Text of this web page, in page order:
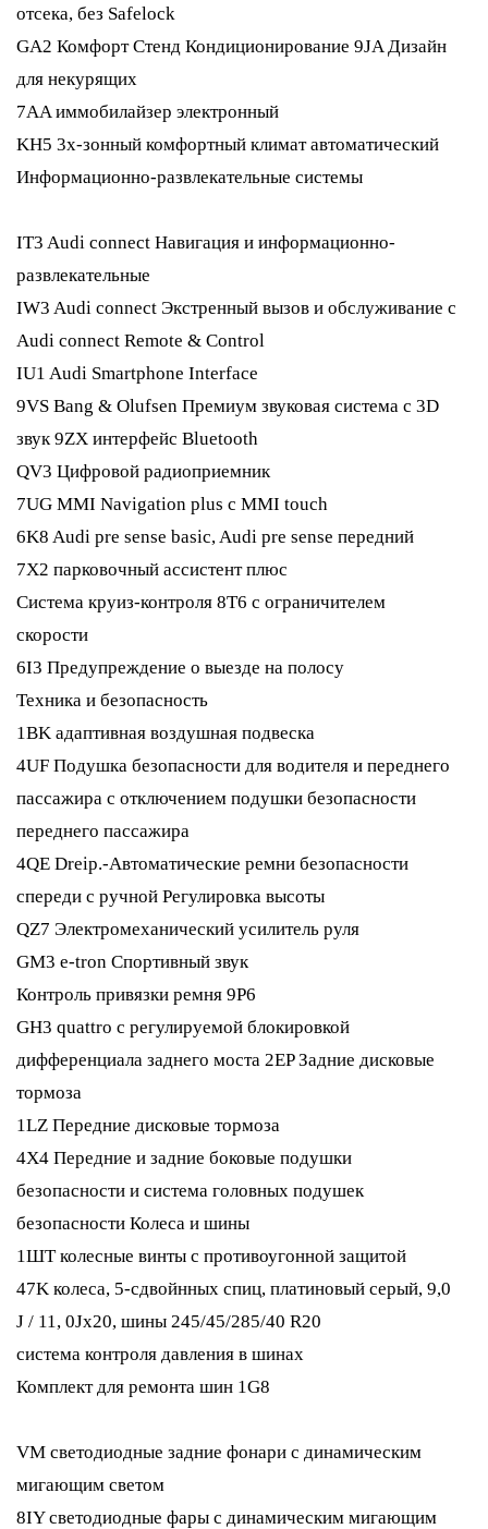
отсека, без Safelock
GA2 Комфорт Стенд Кондиционирование 9JA Дизайн
для некурящих
7AA иммобилайзер электронный
KH5 3х-зонный комфортный климат автоматический
Информационно-развлекательные системы
IT3 Audi connect Навигация и информационно-
развлекательные
IW3 Audi connect Экстренный вызов и обслуживание с
Audi connect Remote & Control
IU1 Audi Smartphone Interface
9VS Bang & Olufsen Премиум звуковая система с 3D
звук 9ZX интерфейс Bluetooth
QV3 Цифровой радиоприемник
7UG MMI Navigation plus с MMI touch
6K8 Audi pre sense basic, Audi pre sense передний
7X2 парковочный ассистент плюс
Система круиз-контроля 8T6 с ограничителем
скорости
6I3 Предупреждение о выезде на полосу
Техника и безопасность
1BK адаптивная воздушная подвеска
4UF Подушка безопасности для водителя и переднего
пассажира с отключением подушки безопасности
переднего пассажира
4QE Dreip.-Автоматические ремни безопасности
спереди с ручной Регулировка высоты
QZ7 Электромеханический усилитель руля
GM3 e-tron Спортивный звук
Контроль привязки ремня 9P6
GH3 quattro с регулируемой блокировкой
дифференциала заднего моста 2EP Задние дисковые
тормоза
1LZ Передние дисковые тормоза
4X4 Передние и задние боковые подушки
безопасности и система головных подушек
безопасности Колеса и шины
1ШТ колесные винты с противоугонной защитой
47K колеса, 5-сдвойнных спиц, платиновый серый, 9,0
J / 11, 0Jx20, шины 245/45/285/40 R20
система контроля давления в шинах
Комплект для ремонта шин 1G8
VM светодиодные задние фонари с динамическим
мигающим светом
8IY светодиодные фары с динамическим мигающим